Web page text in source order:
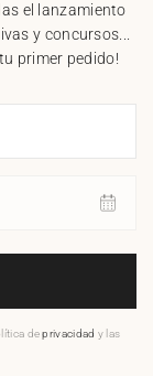
el lanzamiento
y concursos...
primer pedido!
deprivacidad y las